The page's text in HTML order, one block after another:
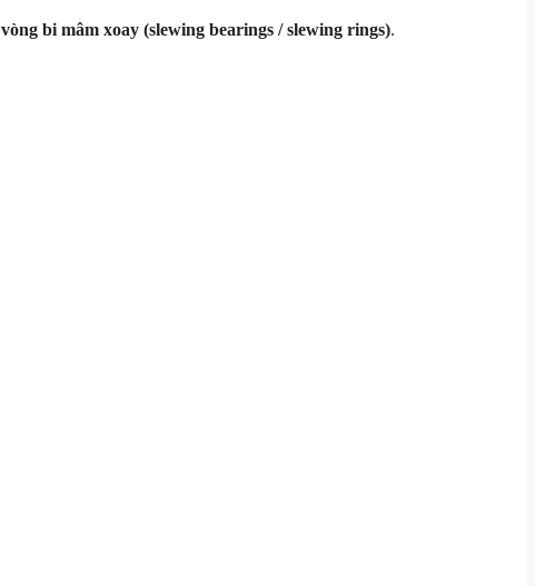
vòng bi mâm xoay (slewing bearings / slewing rings).